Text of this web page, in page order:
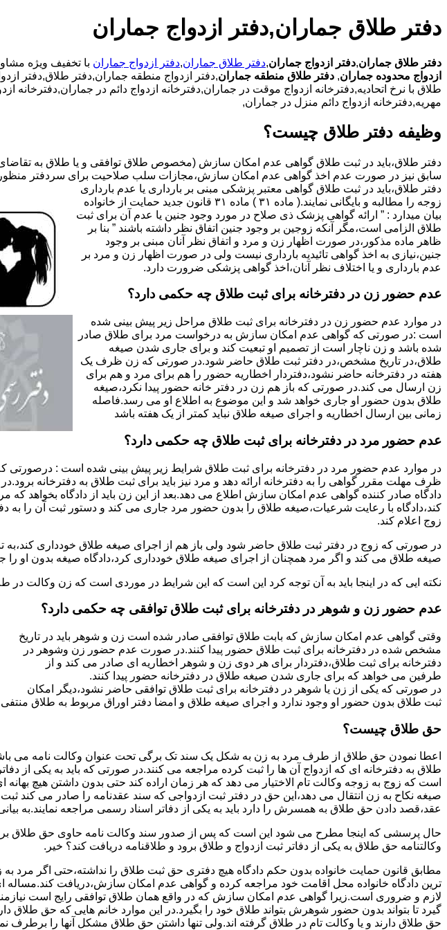
دفتر طلاق جماران,دفتر ازدواج جماران
دفتر طلاق جماران,دفتر ازدواج جماران,دفتر طلاق جماران,دفتر ازدواج جماران با تخفیف ویژه مشاوره رایگان,09381024452-آقای نوری,شبانه روزی
ازدواج محدوده جماران, دفتر طلاق منطقه جماران,دفتر ازدواج منطقه جماران,دفتر طلاق,دفتر
طلاق با نرخ اتحادیه,دفترخانه ازدواج موقت در جماران,دفترخانه ازدواج دائم در
مهریه,دفترخانه ازدواج دائم منزل در جماران,
وظیفه دفتر طلاق چیست؟
سابق نیز در صورت عدم اخذ گواهی عدم امکان سازش،مجازات سلب صلاحیت برای سردفتر
دفتر طلاق،باید در ثبت طلاق گواهی معتبر پزشکی مبنی بر بارداری یا عدم بارداری
زوجه را مطالبه و بایگانی نمایند.( ماده ۳۱ ) ماده ۳۱ قانون جدید حمایت از خانواده
بیان میدارد : ” ارائه گواهی پزشک ذی صلاح در مورد وجود جنین یا عدم آن برای ثبت
طلاق الزامی است،مگر آنکه زوجین بر وجود جنین اتفاق نظر داشته باشند ” بنا بر
ظاهر ماده مذکور،در صورت اظهار زن و مرد و اتفاق نظر آنان مبنی بر وجود
جنین،نیازی به اخذ گواهی تائیدیه بارداری نیست ولی در صورت اظهار زن و مرد بر
عدم بارداری و یا اختلاف نظر آنان،اخذ گواهی پزشکی ضرورت دارد.
عدم حضور زن در دفترخانه برای ثبت طلاق چه حکمی دارد؟
در موارد عدم حضور زن در دفترخانه برای ثبت طلاق مراحل زیر پیش بینی شده
است :در صورتی که گواهی عدم امکان سازش به درخواست مرد برای طلاق صادر
شده باشد و زن ناچار است از تصمیم او تبعیت کند و برای جاری شدن صیغه
طلاق،در تاریخ مشخص،در دفتر ثبت طلاق حاضر شود.در صورتی که زن ظرف یک
هفته در دفترخانه حاضر نشود،دفتردار اخطاریه حضور را هم برای مرد و هم برای
زن ارسال می کند.در صورتی که باز هم زن در دفتر خانه حضور پیدا نکرد،صیغه
طلاق بدون حضور او جاری خواهد شد و این موضوع به اطلاع او می رسد.فاصله
زمانی بین ارسال اخطاریه و اجرای صیغه طلاق نباید کمتر از یک هفته باشد
عدم حضور مرد در دفترخانه برای ثبت طلاق چه حکمی دارد؟
در موارد عدم حضور مرد در دفترخانه برای ثبت طلاق شرایط زیر پیش بینی شده است : درصورتی
ظرف مهلت مقرر گواهی را به دفترخانه ارائه دهد و مرد نیز باید برای ثبت طلاق به دفترخانه
دادگاه صادر کننده گواهی عدم امکان سازش اطلاع می دهد.بعد از این زن باید از دادگاه بخواهد
کند،دادگاه با رعایت شرعیات،صیغه طلاق را بدون حضور مرد جاری می کند و دستور ثبت آن را به
زوج اعلام کند.
در صورتی که زوج در دفتر ثبت طلاق حاضر شود ولی باز هم از اجرای صیغه طلاق خودداری کند،به
صیغه طلاق می کند و اگر مرد همچنان از اجرای صیغه طلاق خودداری کرد،دادگاه صیغه بدون او را
نکته ایی که در اینجا باید به آن توجه کرد این است که این شرایط در موردی است که زن وکالت در
عدم حضور زن و شوهر در دفترخانه برای ثبت طلاق توافقی چه حکمی دارد؟
وقتی گواهی عدم امکان سازش که بابت طلاق توافقی صادر شده است زن و شوهر باید در تاریخ
مشخص شده در دفترخانه برای ثبت طلاق حضور پیدا کنند.در صورت عدم حضور زن وشوهر در
دفترخانه برای ثبت طلاق،دفتردار برای هر دوی زن و شوهر اخطاریه ای صادر می کند و از
طرفین می خواهد که برای جاری شدن صیغه طلاق در دفترخانه حضور پیدا کنند.
در صورتی که یکی از زن یا شوهر در دفترخانه برای ثبت طلاق توافقی حاضر نشود،دیگر امکان
ثبت طلاق بدون حضور او وجود ندارد و اجرای صیغه طلاق و امضا دفتر اوراق مربوط به طلاق
حق طلاق چیست؟
اعطا نمودن حق طلاق از طرف مرد به زن به شکل یک سند تک برگی تحت عنوان وکالت نامه می
طلاق به دفترخانه ای که ازدواج آن ها را ثبت کرده مراجعه می کنند.در صورتی که باید به یکی از
است که زوج به زوجه وکالت تام الاختیار می دهد که هر زمان اراده کند حتی بدون داشتن هیچ
صیغه نکاح به زن انتقال می دهد،این حق در دفتر ثبت ازدواجی که سند عقدنامه را صادر می کند
عقد،قصد دادن حق طلاق به همسرش را دارد باید به یکی از دفاتر اسناد رسمی مراجعه نمایند.به
حال پرسشی که اینجا مطرح می شود این است که پس از صدور سند وکالت نامه حاوی حق طلاق
وکالتنامه حق طلاق به یکی از دفاتر ثبت ازدواج و طلاق برود و طلاقنامه دریافت کند؟ خیر.
مطابق قانون حمایت خانواده بدون حکم دادگاه هیچ دفتری حق ثبت طلاق را نداشته،حتی اگر مرد به
ترین دادگاه خانواده محل اقامت خود مراجعه کرده و گواهی عدم امکان سازش،دریافت
لازم و ضروری است.زیرا گواهی عدم امکان سازش که در واقع همان طلاق توافقی رایج است
گیرد تا بتواند بدون حضور شوهرش بتواند طلاق خود را بگیرد.در این موارد خانم هایی که حق طلاق
حق طلاق دارند و یا وکالت تام در طلاق گرفته اند.ولی تنها داشتن حق طلاق مشکل آنها را برطرف